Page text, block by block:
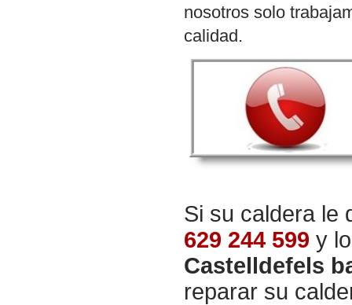
nosotros solo
calidad.
Si su caldera le
629 244 599 y
Castelldefels
reparar su